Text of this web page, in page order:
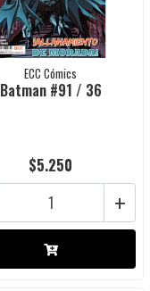
ECC Cómics
Batman #91 / 36
$5.250
+